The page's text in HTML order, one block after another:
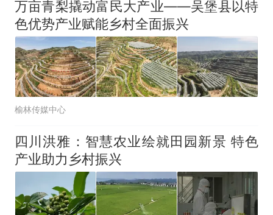
万亩青梨撬动富民大产业——吴堡县以特
色优势产业赋能乡村全面振兴
榆林传媒中心
四川洪雅：智慧农业绘就田园新景 特色
产业助力乡村振兴